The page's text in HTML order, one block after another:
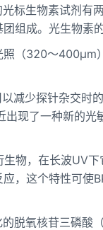
标生物素试剂有
组成。光生物素
（320～400μm
减少探针杂交时
现了一种新的
物，在长波UV
，这个特性可使
脱氧核苷三磷酸